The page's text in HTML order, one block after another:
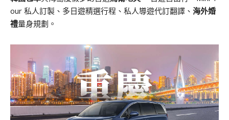
our 私人訂製、多日遊精選行程、私人導遊代訂翻譯、 海外婚
禮量身規劃。